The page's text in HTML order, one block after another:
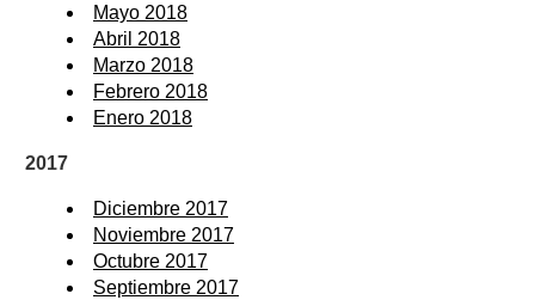
Mayo 2018
Abril 2018
Marzo 2018
Febrero 2018
Enero 2018
2017
Diciembre 2017
Noviembre 2017
Octubre 2017
Septiembre 2017